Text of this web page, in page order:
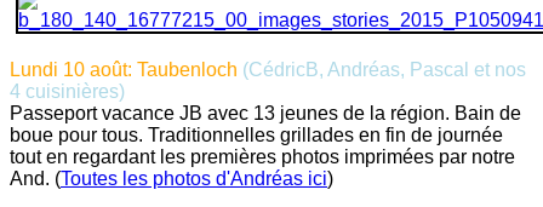
Lundi 10 août: Taubenloch (CédricB, Andréas, Pascal et nos
4 cuisinières)
Passeport vacance JB avec 13 jeunes de la région. Bain de
boue pour tous. Traditionnelles grillades en fin de journée
tout en regardant les premières photos imprimées par notre
And. (Toutes les photos d'Andréas ici)